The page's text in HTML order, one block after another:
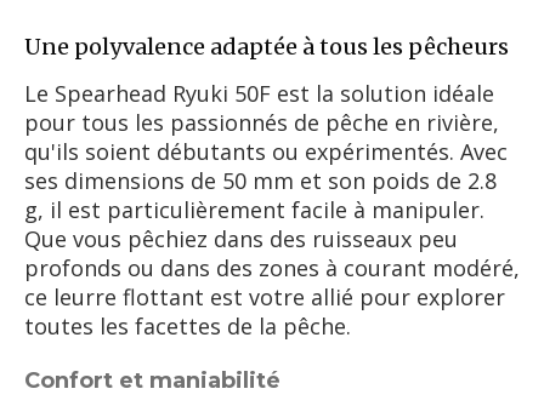
Une polyvalence adaptée à tous les pêcheurs
Le Spearhead Ryuki 50F est la solution idéale
pour tous les passionnés de pêche en rivière,
qu'ils soient débutants ou expérimentés. Avec
ses dimensions de 50 mm et son poids de 2.8
g, il est particulièrement facile à manipuler.
Que vous pêchiez dans des ruisseaux peu
profonds ou dans des zones à courant modéré,
ce leurre flottant est votre allié pour explorer
toutes les facettes de la pêche.
Confort et maniabilité